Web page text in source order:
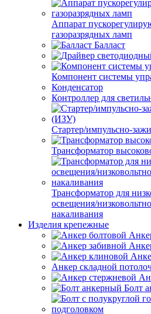
Аппарат
газоразрядных ламп
Балласт
Компонент системы
Конденсатор
Контроллер для
Стартер/импульсно-
Трансформатор
Трансформатор для
освещения/
накаливания
Изделия крепежные
Анкер складной
Болт